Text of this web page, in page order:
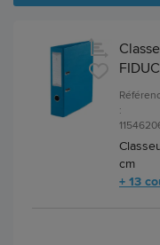
:
cm
+ 13